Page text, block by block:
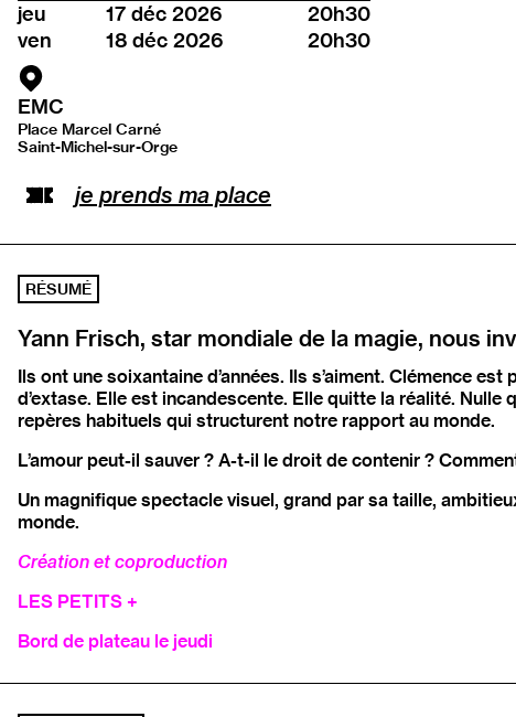
jeu 17 déc 2026
20h30
ven
18 déc 2026 20h30
EMC
Place Marcel Carné
Saint-Michel-sur-Orge
je prends ma place
RÉSUMÉ
Yann Frisch, star mondiale de la magie, nous
Ils ont une soixantaine d’années. Ils s’aiment. Clémence
d’extase. Elle est incandescente. Elle quitte la réalité.
repères habituels qui structurent notre rapport au monde.
L’amour peut-il sauver ? A-t-il le droit de contenir ?
Un magnifique spectacle visuel, grand par sa taille,
monde.
Création et coproduction
LES PETITS +
Bord de plateau le jeudi